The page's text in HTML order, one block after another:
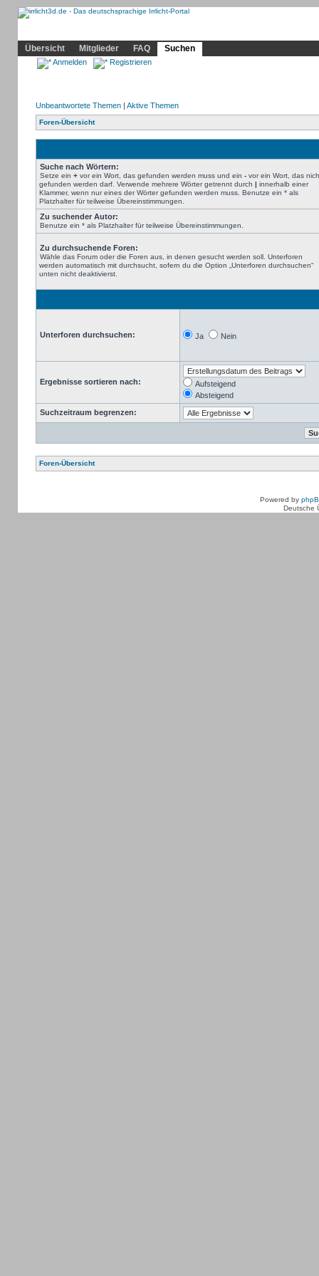
Übersicht
Mitglieder FAQ Suchen
Anmelden Registrieren
Unbeantwortete Themen| Aktive Themen
Foren-Übersicht
Suche nach Wörtern:
Setze ein +vor ein Wort, das gefunden werden muss und ein -vor ein Wort, das
gefunden werden darf. Verwende mehrere Wörter getrennt durch | innerhalb einer
Klammer, wenn nur eines der Wörter gefunden werden muss. Benutze ein * als
Platzhalter für teilweise Übereinstimmungen.
Zu suchender Autor:
Benutze ein * als Platzhalter für teilweise Übereinstimmungen.
Zu durchsuchende Foren:
Wähle das Forum oder die Foren aus, in denen gesucht werden soll. Unterforen
werden automatisch mit durchsucht, sofern du die Option „Unterforen durchsuchen“
unten nicht deaktivierst.
Unterforen durchsuchen: Ja Nein
Ergebnisse sortieren nach:
Aufsteigend
Absteigend
Suchzeitraum begrenzen:
Foren-Übersicht
Powered by
Deutsche